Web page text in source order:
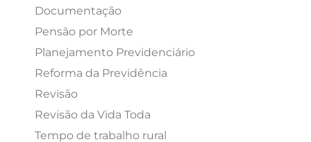
Documentação
Pensão por Morte
Planejamento Previdenciário
Reforma da Previdência
Revisão
Revisão da Vida Toda
Tempo de trabalho rural